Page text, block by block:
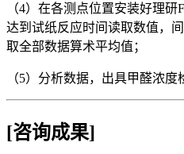
（4）在各测点位置安装好理
达到试纸反应时间读取数值，
取全部数据算术平均值；
（5）分析数据，出具甲醛浓度
[咨询成果]